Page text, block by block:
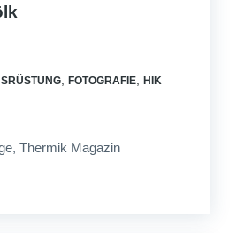
, FOTOGRAFIE, HIKEANDFLY
Thermik Magazin